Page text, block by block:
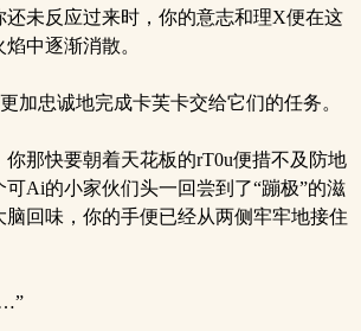
还未反应过来时，你的意志和理X便在这
中逐渐消散。
加忠诚地完成卡芙卡交给它们的任务。
那快要朝着天花板的rT0u便措不及防地
可Ai的小家伙们头一回尝到了“蹦极”的滋
脑回味，你的手便已经从两侧牢牢地接住